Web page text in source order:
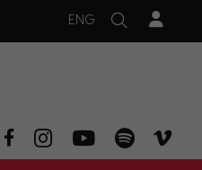
ENG